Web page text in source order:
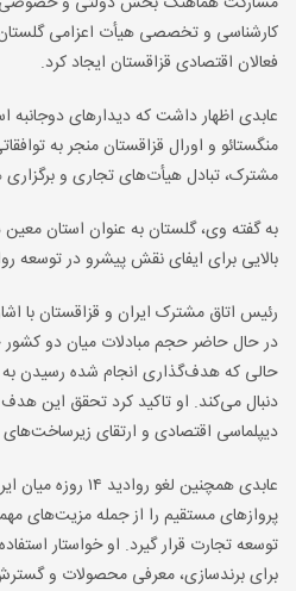
کارشناسی و تخصصی هیأت اعزامی گلستان
فعالان اقتصادی قزاقستان ایجاد کرد.
عابدی اظهار داشت که دیدارهای دوجانبه
منگستائو و اورال قزاقستان منجر به
مشترک، تبادل هیأت‌های تجاری و
به گفته وی، گلستان به عنوان استان
بالایی برای ایفای نقش پیشرو در توسعه
رئیس اتاق مشترک ایران و قزاقستان با
دنبال می‌کند. او تاکید کرد تحقق این هدف
دیپلماسی اقتصادی و ارتقای
عابدی همچنین لغو
پروازهای مستقیم را از جمله مزیت‌های
توسعه تجارت قرار گیرد. او خواستار
برای برندسازی، معرفی محصولات و